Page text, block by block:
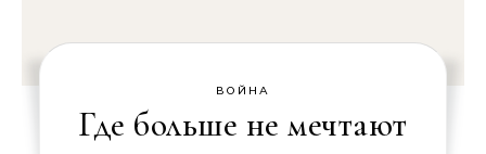
ВОЙНА
Где больше не мечтают